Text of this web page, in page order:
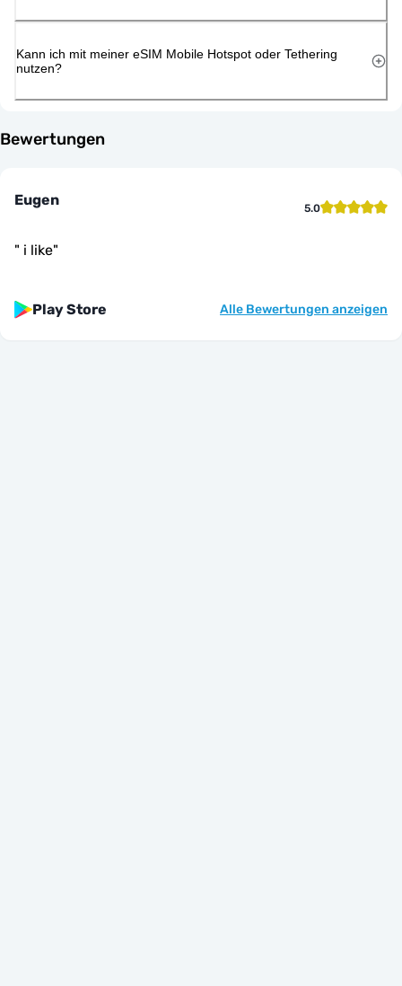
Kann ich mit meiner eSIM Mobile Hotspot oder Tethering
nutzen?
Bewertungen
Eugen 5.0
" i like"
Play Store Alle Bewertungen anzeigen